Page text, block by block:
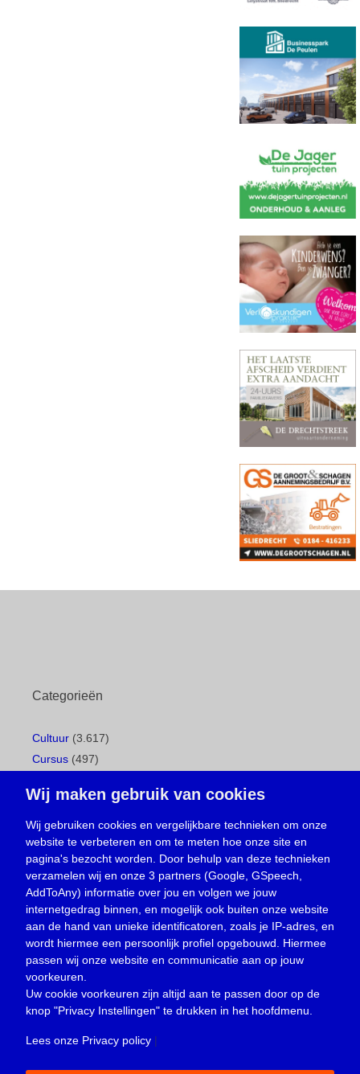
Categorieën
Cultuur (3.617)
Cursus (497)
Gemeentepagina(104)
Ingezonden brief(538)
Media(156)
Nieuws (23.329)
Oproep(734)
Overlijden(39)
Podcast(18)
prijsvraag (5)
Religie (1.438)
Service(226)
Wij maken gebruik van cookies
Wij gebruiken cookies en vergelijkbare technieken om onze
website te verbeteren en om te meten hoe onze site en
pagina's bezocht worden. Door behulp van deze technieken
verzamelen wij en onze 3 partners (Google, GSpeech,
AddToAny) informatie over jou en volgen we jouw
internetgedrag binnen, en mogelijk ook buiten onze website
aan de hand van unieke identificatoren, zoals je IP-adres, en
wordt hiermee een persoonlijk profiel opgebouwd. Hiermee
passen wij onze website en communicatie aan op jouw
voorkeuren.
Uw cookie voorkeuren zijn altijd aan te passen door op de
knop "Privacy Instellingen" te drukken in het hoofdmenu.
Lees onze Privacy policy |